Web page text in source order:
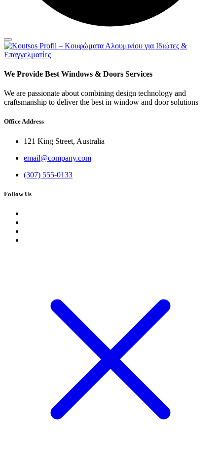
We Provide Best Windows & Doors Services
We are passionate about combining design technology and
craftsmanship to deliver the best in window and door solutions
Office Address
121 King Street, Australia
email@company.com
(307) 555-0133
Follow Us